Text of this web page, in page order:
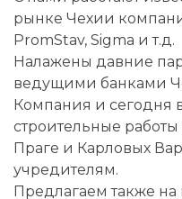
рынке Чехии
PromStav, Sigma и т.д.
Налажены давние
ведущими банками
Компания и сегодня
строительные работы
Праге и Карловых
учредителям.
Предлагаем также